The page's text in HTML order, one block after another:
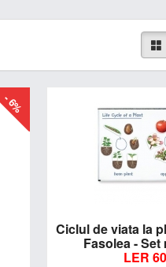
- 6%
Ciclul de viata la
Fasolea -
LER